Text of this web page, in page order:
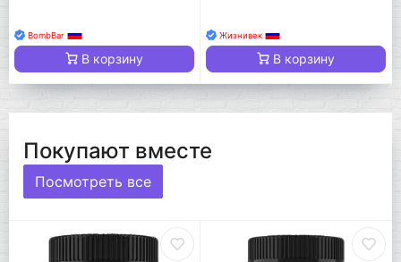
BombBar
В корзину
Жизнивек
В корзину
Покупают вместе
Посмотреть все